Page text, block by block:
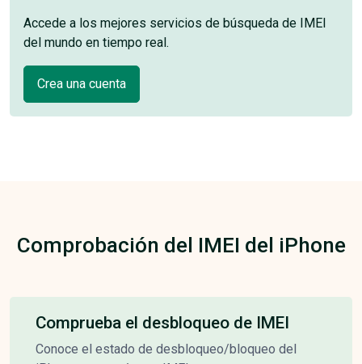
Accede a los mejores servicios de búsqueda de IMEI
del mundo en tiempo real.
Crea una cuenta
Comprobación del IMEI del iPhone
Comprueba el desbloqueo de IMEI
Conoce el estado de desbloqueo/bloqueo del